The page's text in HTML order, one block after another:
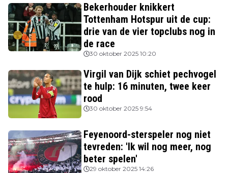
Bekerhouder knikkert
Tottenham Hotspur uit de cup:
drie van de vier topclubs nog in
de race
30 oktober 2025 10:20
Virgil van Dijk schiet pechvogel
te hulp: 16 minuten, twee keer
rood
30 oktober 2025 9:54
Feyenoord-sterspeler nog niet
tevreden: 'Ik wil nog meer, nog
beter spelen'
29 oktober 2025 14:26